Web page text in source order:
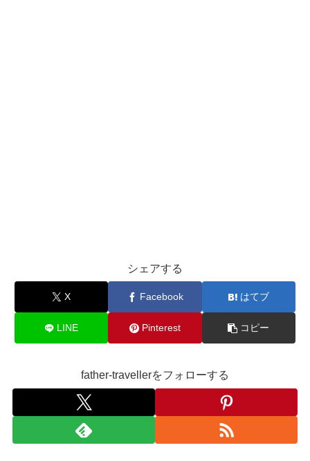
シェアする
X Facebook はてブ
LINE Pinterest コピー
father-travellerをフォローする